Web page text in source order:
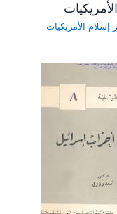
إسلام الأمريكيات